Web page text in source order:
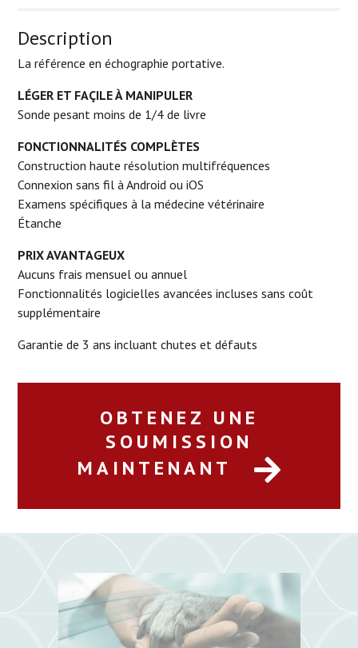
Description
La référence en échographie portative.
LÉGER ET FAÇILE À MANIPULER
Sonde pesant moins de 1/4 de livre
FONCTIONNALITÉS COMPLÈTES
Construction haute résolution multifréquences
Connexion sans fil à Android ou iOS
Examens spécifiques à la médecine vétérinaire
Étanche
PRIX AVANTAGEUX
Aucuns frais mensuel ou annuel
Fonctionnalités logicielles avancées incluses sans coût
supplémentaire
Garantie de 3 ans incluant chutes et défauts
OBTENEZ UNE
SOUMISSION
MAINTENANT